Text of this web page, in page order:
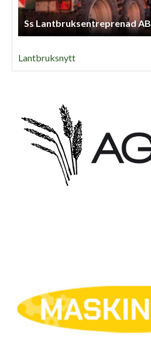
Ss Lantbruksentreprenad AB
Lantbruksnytt